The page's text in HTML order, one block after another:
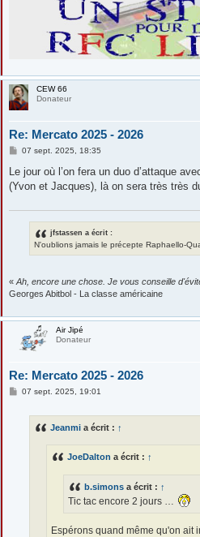
CEW 66
Donateur
Re: Mercato 2025 - 2026
M
s
a
07 sept. 2025, 18:35
Le jour où l’on fera un duo d’attaque
(Yvon et Jacques), là on sera très très
jfstassen a écrit :
N'oublions jamais le précepte Raphaello-
« Ah, encore une chose. Je vous conseille
Georges Abitbol - La classe américaine
Air Jipé
Donateur
Re: Mercato 2025 - 2026
M07 sept. 2025, 19:01
Jeanmi a écrit : ↑
JoeDalton a écrit : ↑
b.simons a écrit : ↑
Tic tac encore 2 jours …
Espérons quand même qu'on ait